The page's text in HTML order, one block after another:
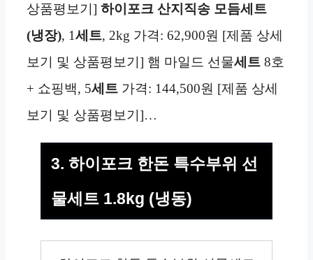
상품평보기] 하이포크 산지직송 모듬세트
(냉장), 1세트, 2kg 가격: 62,900원 [제품 상세
보기 및 상품평보기] 햄 마일드 선물세트 8호
+ 쇼핑백, 5세트 가격: 144,500원 [제품 상세
보기 및 상품평보기]…
3. 하이포크 한돈 특수부위 선
물세트 1.8kg (냉동)